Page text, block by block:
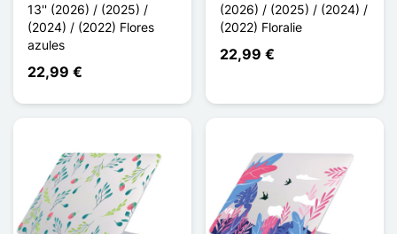
13'' (2026) / (2025) /
(2024) / (2022) Flores
azules
22,99 €
(2026) / (2025) / (2024) /
(2022) Floralie
22,99 €